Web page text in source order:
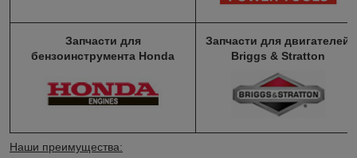
Запчасти для
бензоинструмента Honda
Запчасти для двигателей
Briggs & Stratton
Наши преимущества: